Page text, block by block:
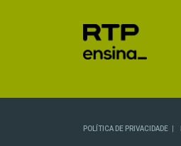
POLÍTICA DE PRIVACIDADE